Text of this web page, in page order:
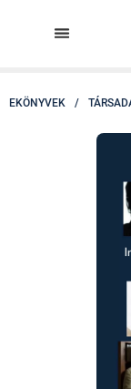
EKÖNYVEK /